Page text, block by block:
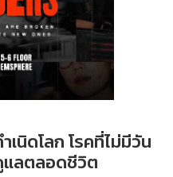
เนิดโลก โรคที่ไม่มีวัน
แลตลอดชีวิต